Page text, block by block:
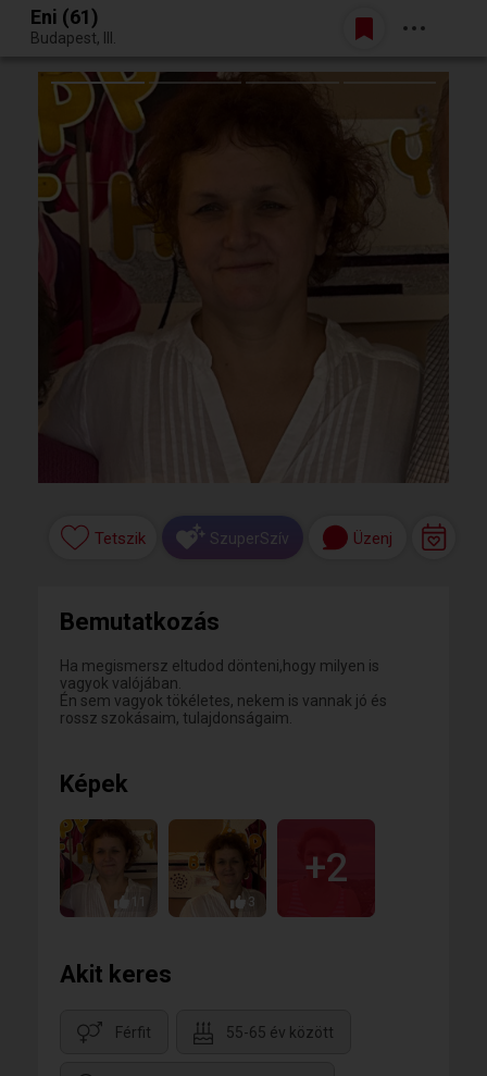
Egy jó randiból bármi lehet.
Belépés
Eni (61)
Budapest, III.
Tetszik SzuperSzív Üzenj
Bemutatkozás
Ha megismersz eltudod dönteni,hogy milyen is
vagyok valójában.
Én sem vagyok tökéletes, nekem is vannak jó és
rossz szokásaim, tulajdonságaim.
Képek
3
+2
Akit keres
Férfit 55-65 év között